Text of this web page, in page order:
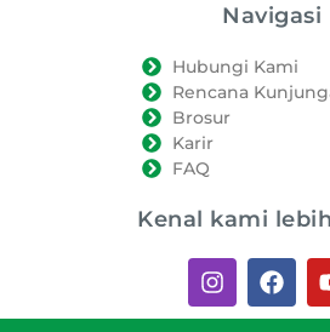
Navigasi
Hubungi Kami
Rencana
Brosur
Karir
FAQ
Kenal kami